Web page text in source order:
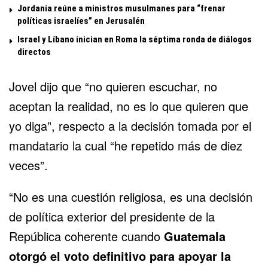
Jordania reúne a ministros musulmanes para “frenar
políticas israelíes” en Jerusalén
Israel y Líbano inician en Roma la séptima ronda de diálogos
directos
Jovel dijo que “no quieren escuchar, no
aceptan la realidad, no es lo que quieren que
yo diga”, respecto a la decisión tomada por el
mandatario la cual “he repetido más de diez
veces”.
“No es una cuestión religiosa, es una decisión
de política exterior del presidente de la
República coherente cuando Guatemala
otorgó el voto definitivo para apoyar la